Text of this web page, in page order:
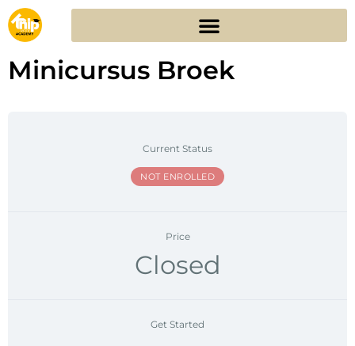
Minicursus Broek
Current Status
NOT ENROLLED
Price
Closed
Get Started